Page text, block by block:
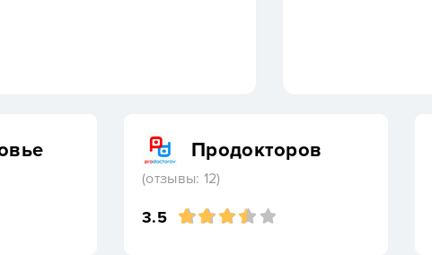
Продокторов
(отзывы: 12)
3.5